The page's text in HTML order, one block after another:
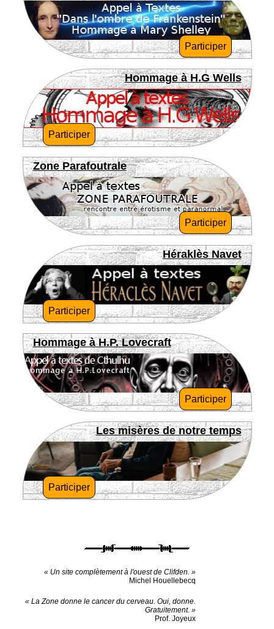
Participer
Hommage à H.G Wells
Participer
Zone Parafoutrale
Participer
Héraklès Navet
Participer
Hommage à H.P. Lovecraft
Participer
Les misères de notre temps
Participer
« Un site complètement à l'ouest de Clifden. »
Michel Houellebecq
« La Zone donne le cancer du cerveau. Oui, donne.
Gratuitement. »
Prof. Joyeux